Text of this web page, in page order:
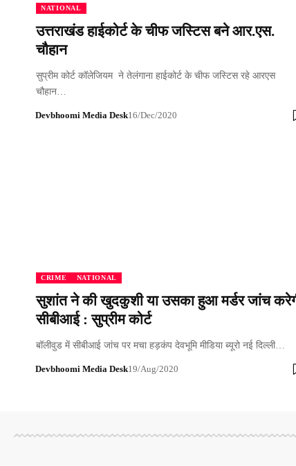
NATIONAL
उत्तराखंड हाईकोर्ट के चीफ जस्टिस बने आर.एस.
चौहान
सुप्रीम कोर्ट कॉलेजियम ने तेलंगाना हाईकोर्ट के चीफ जस्टिस रहे आरएस
चौहान…
Devbhoomi Media Desk16/Dec/2020
CRIME NATIONAL
सुशांत ने की खुदकुशी या उसका हुआ मर्डर जांच
सीबीआई : सुप्रीम कोर्ट
बॉलीवुड में सीबीआई जांच पर मचा हड़कंप देवभूमि मीडिया ब्यूरो नई दिल्ली…
Devbhoomi Media Desk19/Aug/2020